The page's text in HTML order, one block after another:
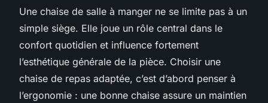
Une chaise de salle à manger ne se limite pas à un
simple siège. Elle joue un rôle central dans le
confort quotidien et influence fortement
l’esthétique générale de la pièce. Choisir une
chaise de repas adaptée, c’est d’abord penser à
l’ergonomie : une bonne chaise assure un maintien